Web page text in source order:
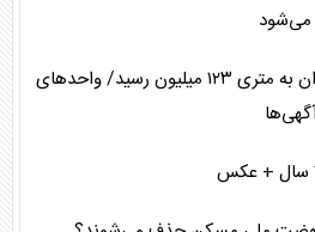
می‌شود
میانگین قیمت خانه در تهران به متری ۱۲۳ میلیون رسید/ واحد‌های